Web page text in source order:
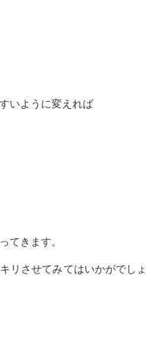
いように変えれば
てきます。
リさせてみてはいかがでしょ